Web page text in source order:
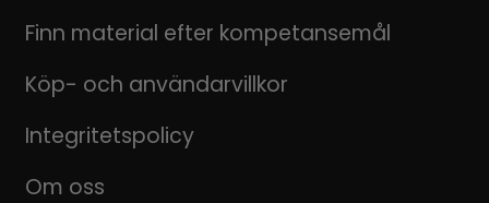
Finn material efter kompetansemål
Köp- och användarvillkor
Integritetspolicy
Om oss